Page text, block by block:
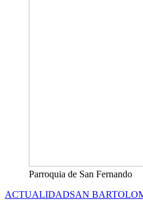
Parroquia de San Fernando
ACTUALIDADSAN